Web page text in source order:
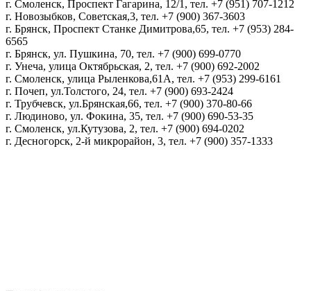
г. Смоленск, Проспект Гагарина, 12/1, тел. +7 (951) 707-1212
г. Новозыбков, Советская,3, тел. +7 (900) 367-3603
г. Брянск, Проспект Станке Димитрова,65, тел. +7 (953) 284-
6565
г. Брянск, ул. Пушкина, 70, тел. +7 (900) 699-0770
г. Унеча, улица Октябрьская, 2, тел. +7 (900) 692-2002
г. Смоленск, улица Рыленкова,61А, тел. +7 (953) 299-6161
г. Почеп, ул.Толстого, 24, тел. +7 (900) 693-2424
г. Трубчевск, ул.Брянская,66, тел. +7 (900) 370-80-66
г. Людиново, ул. Фокина, 35, тел. +7 (900) 690-53-35
г. Смоленск, ул.Кутузова, 2, тел. +7 (900) 694-0202
г. Десногорск, 2-й микрорайон, 3, тел. +7 (900) 357-1333